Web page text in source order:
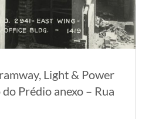
Light & Power
Prédio anexo – Rua